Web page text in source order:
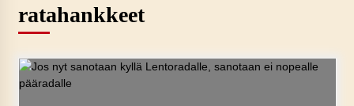
ratahankkeet